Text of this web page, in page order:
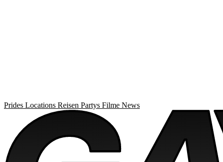
Prides Locations Reisen Partys Filme News